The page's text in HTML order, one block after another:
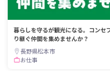
暮らしを守るが観光になる。コンセ
り継ぐ仲間を集めませんか？
長野県松本市
お仕事